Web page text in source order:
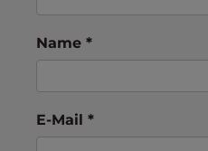
Name *
E-Mail *